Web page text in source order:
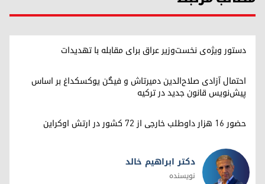
دستور ویژه‌ی نخست‌وزیر عراق برای مقابله با تهدیدات
احتمال آزادی صلاح‌الدین دمیرتاش و فیگن یوکسکداغ بر اساس
پیش‌نویس قانون جدید در ترکیه
حضور ۱۶ هزار داوطلب خارجی از ۷۲ کشور در ارتش اوکراین
دکتر ابراهیم خالد
نویسنده